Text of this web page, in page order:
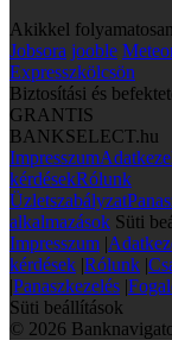
Akikkel
Jobsora jooble
Expresszkölcsön
Biztosítási és
GRANTIS
BANKSELECT.hu
Impresszum
kérdésekRólunk
Üzletszabályzat
alkalmazások Süti
Impresszum |
kérdések |Rólunk |
|Panaszkezelés |
Süti beállítások
© 2026